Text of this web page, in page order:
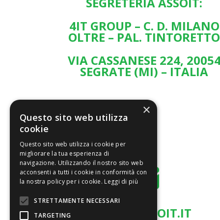
4IT GROUP – C. D. MILANO
OLTRE – PAL. TINTORETTO
VIA CASSANESE 224,
SEGRATE (MI) – ITALIA

INFO@ASSOIT.IT
×
Questo sito web utilizza
cookie
Questo sito web utilizza i cookie per
migliorare la tua esperienza di
navigazione. Utilizzando il nostro sito web
acconsenti a tutti i cookie in conformità con
la nostra policy per i cookie. Leggi di più
STRETTAMENTE NECESSARI
TARGETING